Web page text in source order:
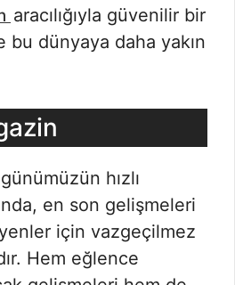
aracılığıyla güvenilir bir
bu dünyaya daha yakın
hızlı
en son gelişmeleri
için vazgeçilmez
Hem eğlence